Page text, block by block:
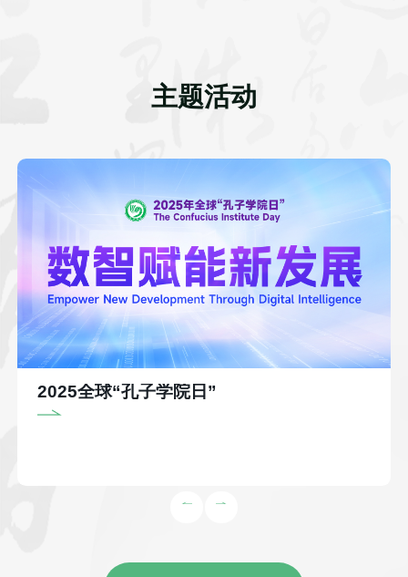
主题活动
2025全球“孔子学院日”